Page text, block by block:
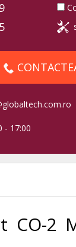
- 17:00
2